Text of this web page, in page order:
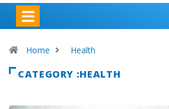
Home Health
CATEGORY :HEALTH